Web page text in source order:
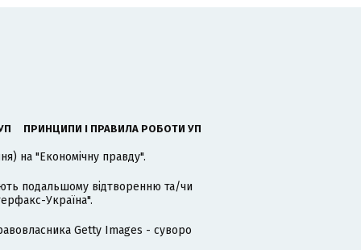
ПРИНЦИПИ І ПРАВИЛА РОБОТИ УП
на "Економічну правду".
подальшому відтворенню та/чи
Україна".
Getty Images - суворо